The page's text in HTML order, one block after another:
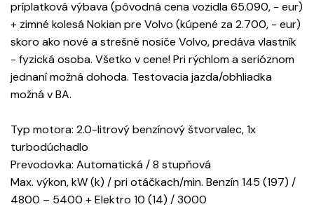
príplatková výbava (pôvodná cena vozidla 65.090, - eur)
+ zimné kolesá Nokian pre Volvo (kúpené za 2.700, - eur)
skoro ako nové a strešné nosiče Volvo, predáva vlastník
- fyzická osoba. Všetko v cene! Pri rýchlom a serióznom
jednaní možná dohoda. Testovacia jazda/obhliadka
možná v BA.
Typ motora: 2.0-litrový benzínový štvorvalec, 1x
turbodúchadlo
Prevodovka: Automatická / 8 stupňová
Max. výkon, kW (k) / pri otáčkach/min. Benzín 145 (197) /
4800 – 5400 + Elektro 10 (14) / 3000